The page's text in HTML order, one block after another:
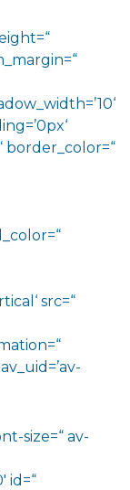
border_color=“
src=“
size=“ av-
id=“